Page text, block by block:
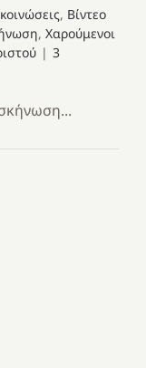
, Βίντεο
, Χαρούμενοι
| 3